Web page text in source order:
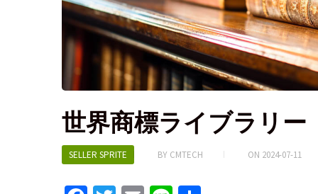
世界商標ライブラリー
SELLER SPRITE BY CMTECH ON 2024-07-11